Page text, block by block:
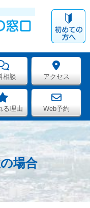
相談
る理由
アクセス
Web予約
）> 相続人が認知症の場合
場合